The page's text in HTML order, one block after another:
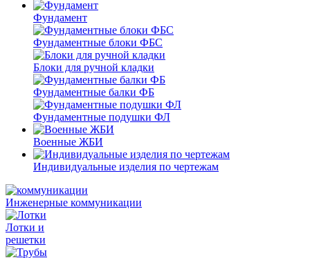
Фундамент
Фундаментные блоки ФБС
Блоки для ручной кладки
Фундаментные балки ФБ
Фундаментные подушки ФЛ
Военные ЖБИ
Индивидуальные изделия по чертежам
Инженерные коммуникации
Лотки и
решетки